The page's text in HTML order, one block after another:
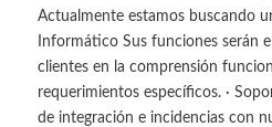
Actualmente estamos buscando
Informático Sus funciones serán
clientes en la comprensión
requerimientos específicos. ·
de integración e incidencias con